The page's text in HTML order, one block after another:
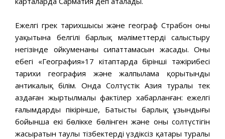
Ежелгі грек тарихшысы және географ Страбон оның
уақытына белгілі барлық мәліметтерді салыстыру
негізінде ойкуменаның сипаттамасын жасады. Оның
еңбегі «География»17 кітаптарда бірінші тәжірибесі
тарихи география және жалпылама қорытынды
антикалық білім. Онда Солтүстік Азия туралы тек
аздаған жыртылмалы фактілер хабарланған: ежелгі
ғалымдардың пікірінше, Батыстың барлық ұзындығы
бойынша екі бөлікке бөлінген және оның солтүстігін
жасыратын таулы тізбектердің үздіксіз қатары туралы